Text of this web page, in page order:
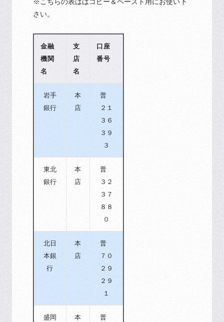
さい。
金融
機関
名
支
店
名
口座
番号
岩手
銀行
本
店
普
２１
３６
３９
３
東北
銀行
本
店
普
３２
３７
８８
０
北日
本銀
行
本
店
普
７０
２９
２９
１
盛岡
本
普